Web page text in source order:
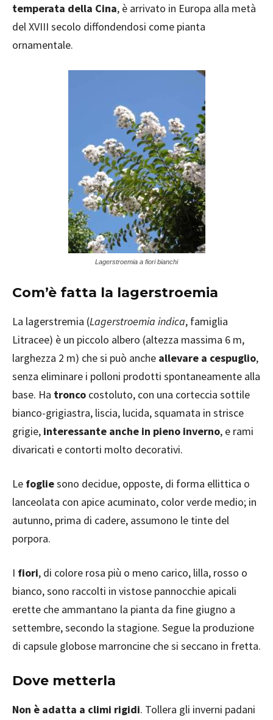
temperata della Cina, è arrivato in Europa alla metà
del XVIII secolo diffondendosi come pianta
ornamentale.
Lagerstroemia a fiori bianchi
Com’è fatta la lagerstroemia
La lagerstremia (Lagerstroemia indica, famiglia
Litracee) è un piccolo albero (altezza massima 6 m,
larghezza 2 m) che si può anche allevare a cespuglio,
senza eliminare i polloni prodotti spontaneamente alla
base. Ha tronco costoluto, con una corteccia sottile
bianco-grigiastra, liscia, lucida, squamata in strisce
grigie, interessante anche in pieno inverno, e rami
divaricati e contorti molto decorativi.
Le fogliesono decidue, opposte, di forma ellittica o
lanceolata con apice acuminato, color verde medio; in
autunno, prima di cadere, assumono le tinte del
porpora.
I fiori, di colore rosa più o meno carico, lilla, rosso o
bianco, sono raccolti in vistose pannocchie apicali
erette che ammantano la pianta da fine giugno a
settembre, secondo la stagione. Segue la produzione
di capsule globose marroncine che si seccano in fretta.
Dove metterla
Non è adatta a climi rigidi. Tollera gli inverni padani